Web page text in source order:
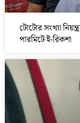
টোটোর সংখ্যা
পারমিটে ই-রিকশা